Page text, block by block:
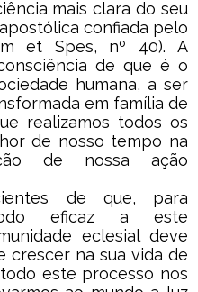
mais clara do seu
confiada pelo
et Spes, nº 40). A
de que é o
humana, a ser
em família de
realizamos todos os
de nosso tempo na
de nossa ação
de que, para
eficaz a este
eclesial deve
crescer na sua vida de
este processo nos